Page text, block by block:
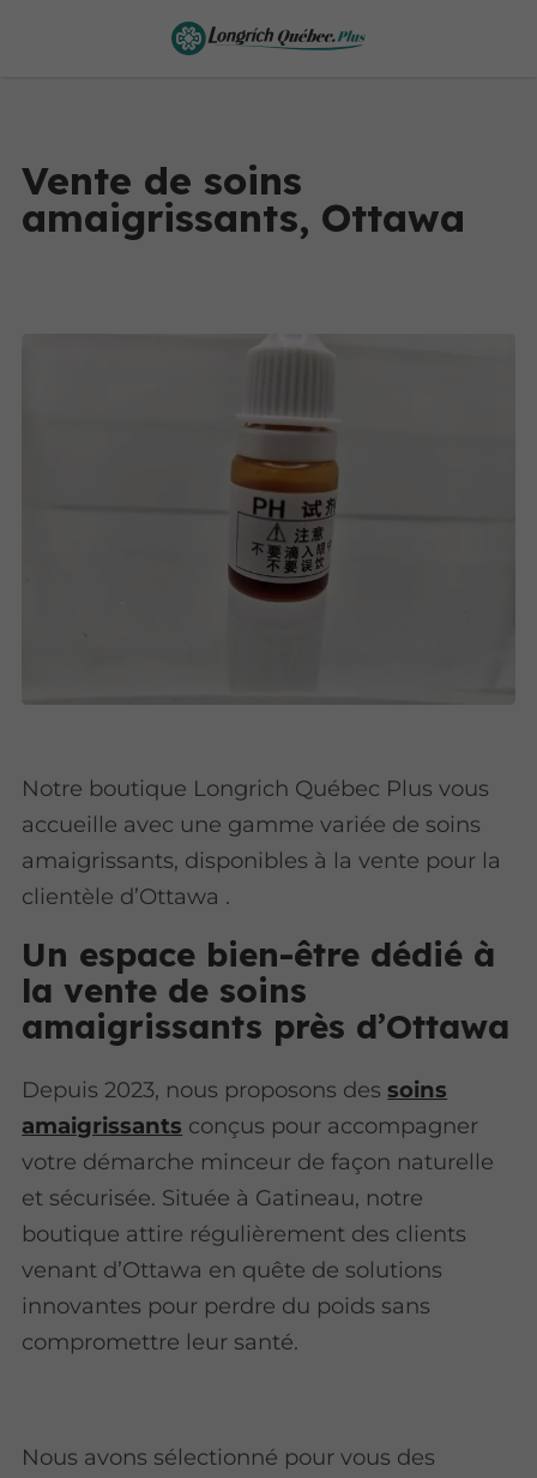
Vente de soins
amaigrissants, Ottawa
Notre boutique Longrich Québec Plus vous
accueille avec une gamme variée de soins
amaigrissants, disponibles à la vente pour la
clientèle d’Ottawa .
Un espace bien-être dédié à
la vente de soins
amaigrissants près d’Ottawa
Depuis 2023, nous proposons dessoins
amaigrissants conçus pour accompagner
votre démarche minceur de façon naturelle
et sécurisée. Située à Gatineau, notre
boutique attire régulièrement des clients
venant d’Ottawa en quête de solutions
innovantes pour perdre du poids sans
compromettre leur santé.
Nous avons sélectionné pour vous des